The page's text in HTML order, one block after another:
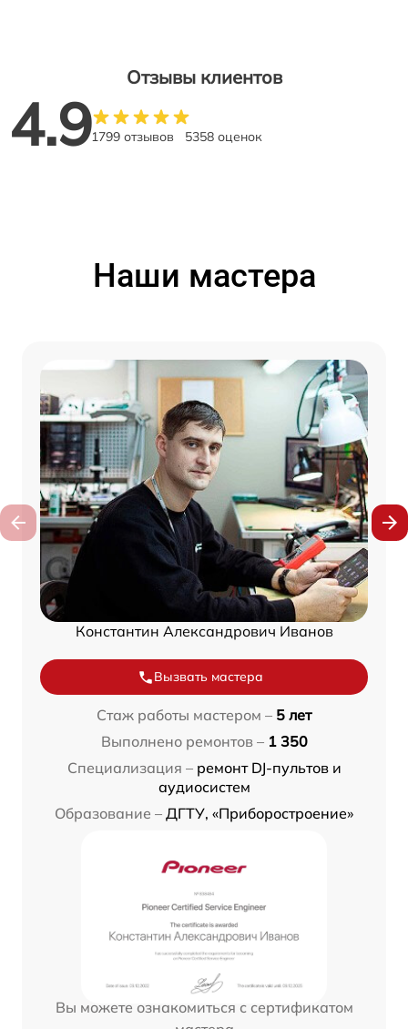
Отзывы клиентов
4.91799 отзывов 5358 оценок
Наши мастера
Константин Александрович Иванов
Вызвать мастера
Стаж работы мастером – 5 лет
Выполнено ремонтов – 1 350
Специализация – ремонт DJ-пультов и
аудиосистем
Образование – ДГТУ, «Приборостроение»
Вы можете ознакомиться с сертификатом